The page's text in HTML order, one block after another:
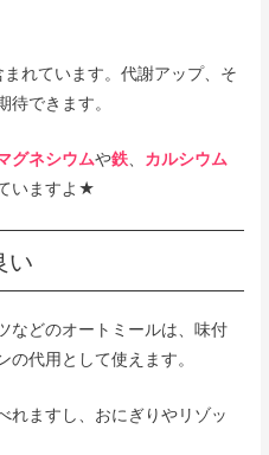
まれています。代謝アップ、そ
待できます。
グネシウムや鉄
カルシウム
いますよ★
い
などのオートミールは、味付
代用として使えます。
れますし、おにぎりやリゾッ